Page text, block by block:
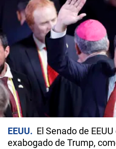
EEUU
El Senado de
exabogado de Trump,